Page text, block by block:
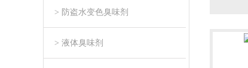
> 防盗水变色臭味剂
> 液体臭味剂